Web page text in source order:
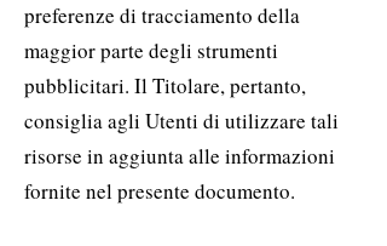
preferenze di tracciamento della
maggior parte degli strumenti
pubblicitari. Il Titolare, pertanto,
consiglia agli Utenti di utilizzare tali
risorse in aggiunta alle informazioni
fornite nel presente documento.